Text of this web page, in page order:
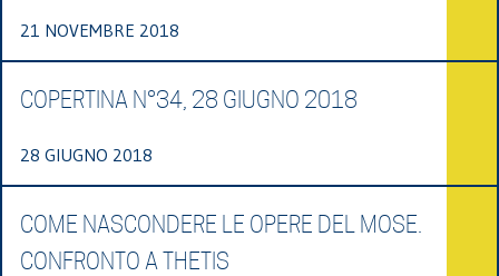
21 NOVEMBRE 2018
COPERTINA N°34, 28 GIUGNO 2018
28 GIUGNO 2018
COME NASCONDERE LE OPERE DEL MOSE.
CONFRONTO A THETIS